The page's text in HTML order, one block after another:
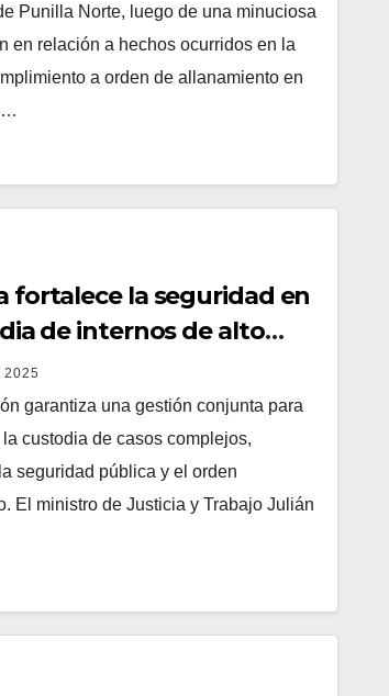
Punilla Norte, luego de una minuciosa
en relación a hechos ocurridos en la
a orden de allanamiento en
fortalece la seguridad en
de internos de alto
2025
garantiza una gestión conjunta para
custodia de casos complejos,
seguridad pública y el orden
El ministro de Justicia y Trabajo Julián